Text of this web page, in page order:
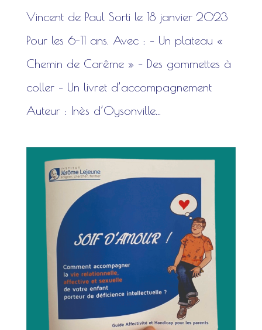
Vincent de Paul Sorti le 18 janvier 2023
Pour les 6-11 ans. Avec : – Un plateau «
Chemin de Carême » – Des gommettes à
coller – Un livret d’accompagnement
Auteur : Inès d’Oysonville...